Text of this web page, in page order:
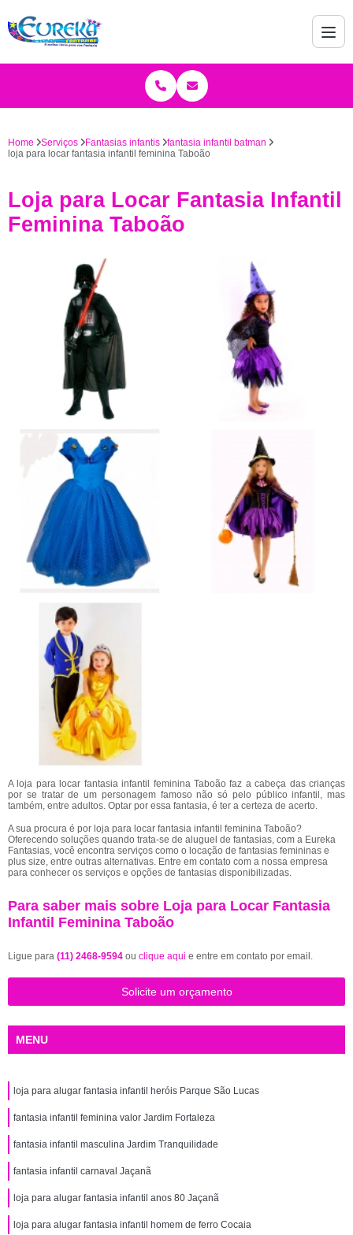
Home Serviços Fantasias infantis
fantasia infantil batman
loja para locar fantasia infantil feminina Taboão
Loja para Locar Fantasia Infantil
Feminina Taboão
A loja para locar fantasia infantil feminina Taboão faz a cabeça das crianças
por se tratar de um personagem famoso não só pelo público infantil, mas
também, entre adultos. Optar por essa fantasia, é ter a certeza de acerto.
A sua procura é por loja para locar fantasia infantil feminina Taboão?
Oferecendo soluções quando trata-se de aluguel de fantasias, com a Eureka
Fantasias, você encontra serviços como o locação de fantasias femininas e
plus size, entre outras alternativas. Entre em contato com a nossa empresa
para conhecer os serviços e opções de fantasias disponibilizadas.
Para saber mais sobre Loja para Locar Fantasia
Infantil Feminina Taboão
Ligue para (11) 2468-9594 ou clique aqui e entre em contato por email.
Solicite um orçamento
MENU
loja para alugar fantasia infantil heróis Parque São Lucas
fantasia infantil feminina valor Jardim Fortaleza
fantasia infantil masculina Jardim Tranquilidade
fantasia infantil carnaval Jaçanã
loja para alugar fantasia infantil anos 80 Jaçanã
loja para alugar fantasia infantil homem de ferro Cocaia